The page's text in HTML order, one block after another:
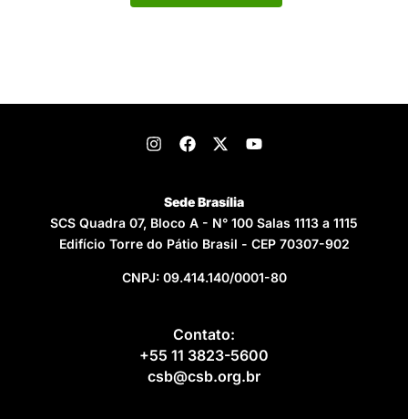
Sede Brasília
SCS Quadra 07, Bloco A - N° 100 Salas 1113 a 1115
Edifício Torre do Pátio Brasil - CEP 70307-902
CNPJ: 09.414.140/0001-80
Contato:
+55 11 3823-5600
csb@csb.org.br